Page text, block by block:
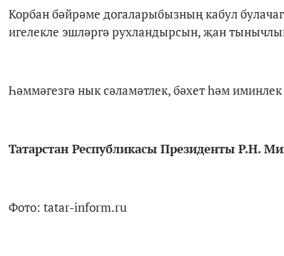
Корбан бәйрәме догаларыбызның кабул
игелекле эшләргә рухландырсын, җан
Һәммәгезгә нык сәламәтлек, бәхет һәм
Татарстан Республикасы Президенты Р.Н.
Фото: tatar-inform.ru